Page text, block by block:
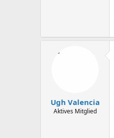
Ugh Valencia
Aktives Mitglied